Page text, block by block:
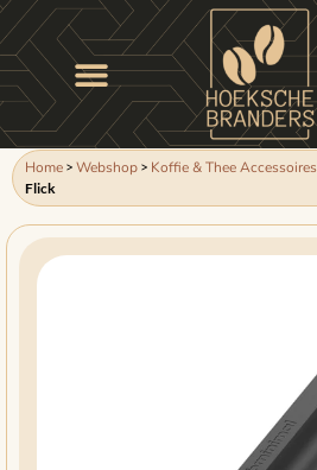
Home > Webshop > Koffie & Thee Accessoires
Flick